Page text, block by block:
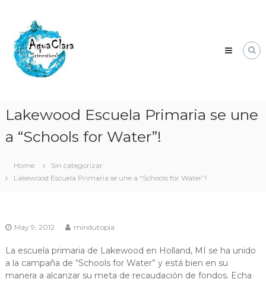
content
Clara
Clean
water
for
the
Lakewood Escuela Primaria se une
a “Schools for Water”!
Home
Sin categorizar
Lakewood Escuela Primaria se une a “Schools for Water”!
May 9, 2012 mindutopia
La escuela primaria de Lakewood en Holland, MI se ha unido
a la campaña de “Schools for Water” y está bien en su
manera a alcanzar su meta de recaudación de fondos. Echa